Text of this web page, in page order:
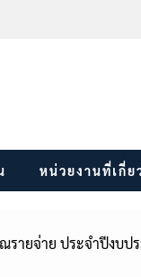
หน่วยงานที่เกี่ย
ายจ่าย ประจำปีงบป